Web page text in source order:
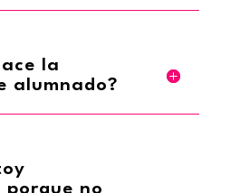
la
alumnado?
no